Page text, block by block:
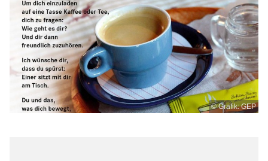
© Grafik: GEP